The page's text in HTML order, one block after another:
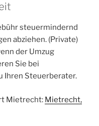
steuermindernd
abziehen. (Private)
der Umzug
Sie bei
Ihren Steuerberater.
Mietrecht: Mietrecht,